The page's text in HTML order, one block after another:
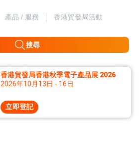
產品 / 服務 香港貿發局活動
搜尋
香港貿發局香港秋季電子產品展 2026
2026年10月13日 - 16日
立即登記